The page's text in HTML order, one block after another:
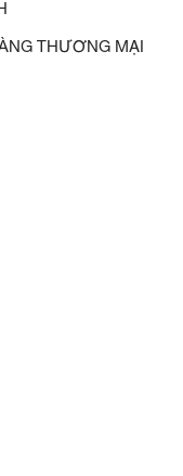
THƯƠNG MẠI